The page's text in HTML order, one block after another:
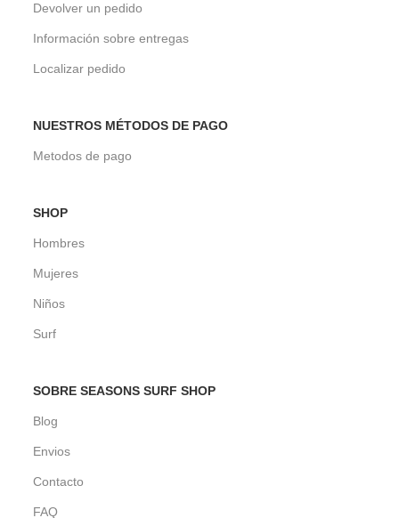
Devolver un pedido
Información sobre entregas
Localizar pedido
NUESTROS MÉTODOS DE PAGO
Metodos de pago
SHOP
Hombres
Mujeres
Niños
Surf
SOBRE SEASONS SURF SHOP
Blog
Envios
Contacto
FAQ